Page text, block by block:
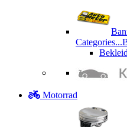
Categories...
Motorrad